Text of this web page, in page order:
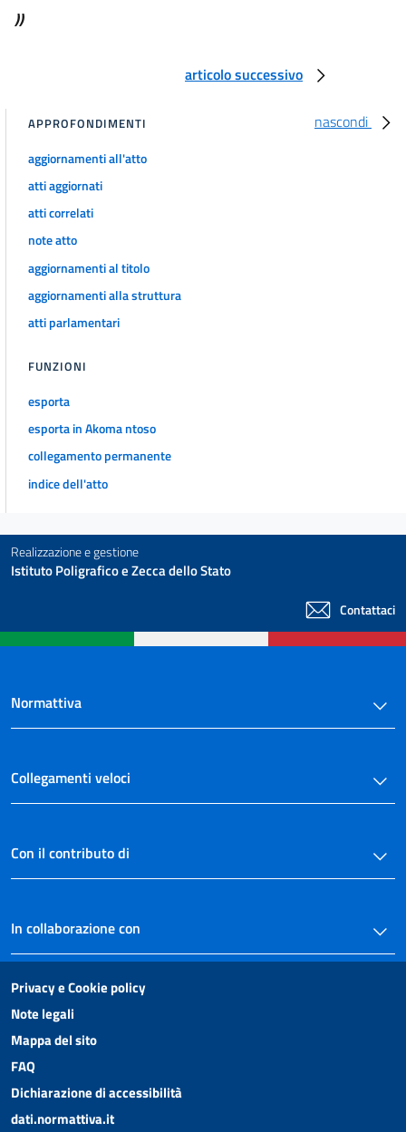
))
articolo successivo
nascondi
APPROFONDIMENTI
aggiornamenti all'atto
atti aggiornati
atti correlati
note atto
aggiornamenti al titolo
aggiornamenti alla struttura
atti parlamentari
FUNZIONI
esporta
esporta in Akoma ntoso
collegamento permanente
indice dell'atto
Realizzazione e gestione
Istituto Poligrafico e Zecca dello Stato
Contattaci
Normattiva
Collegamenti veloci
Con il contributo di
In collaborazione con
Privacy e Cookie policy
Note legali
Mappa del sito
FAQ
Dichiarazione di accessibilità
dati.normattiva.it